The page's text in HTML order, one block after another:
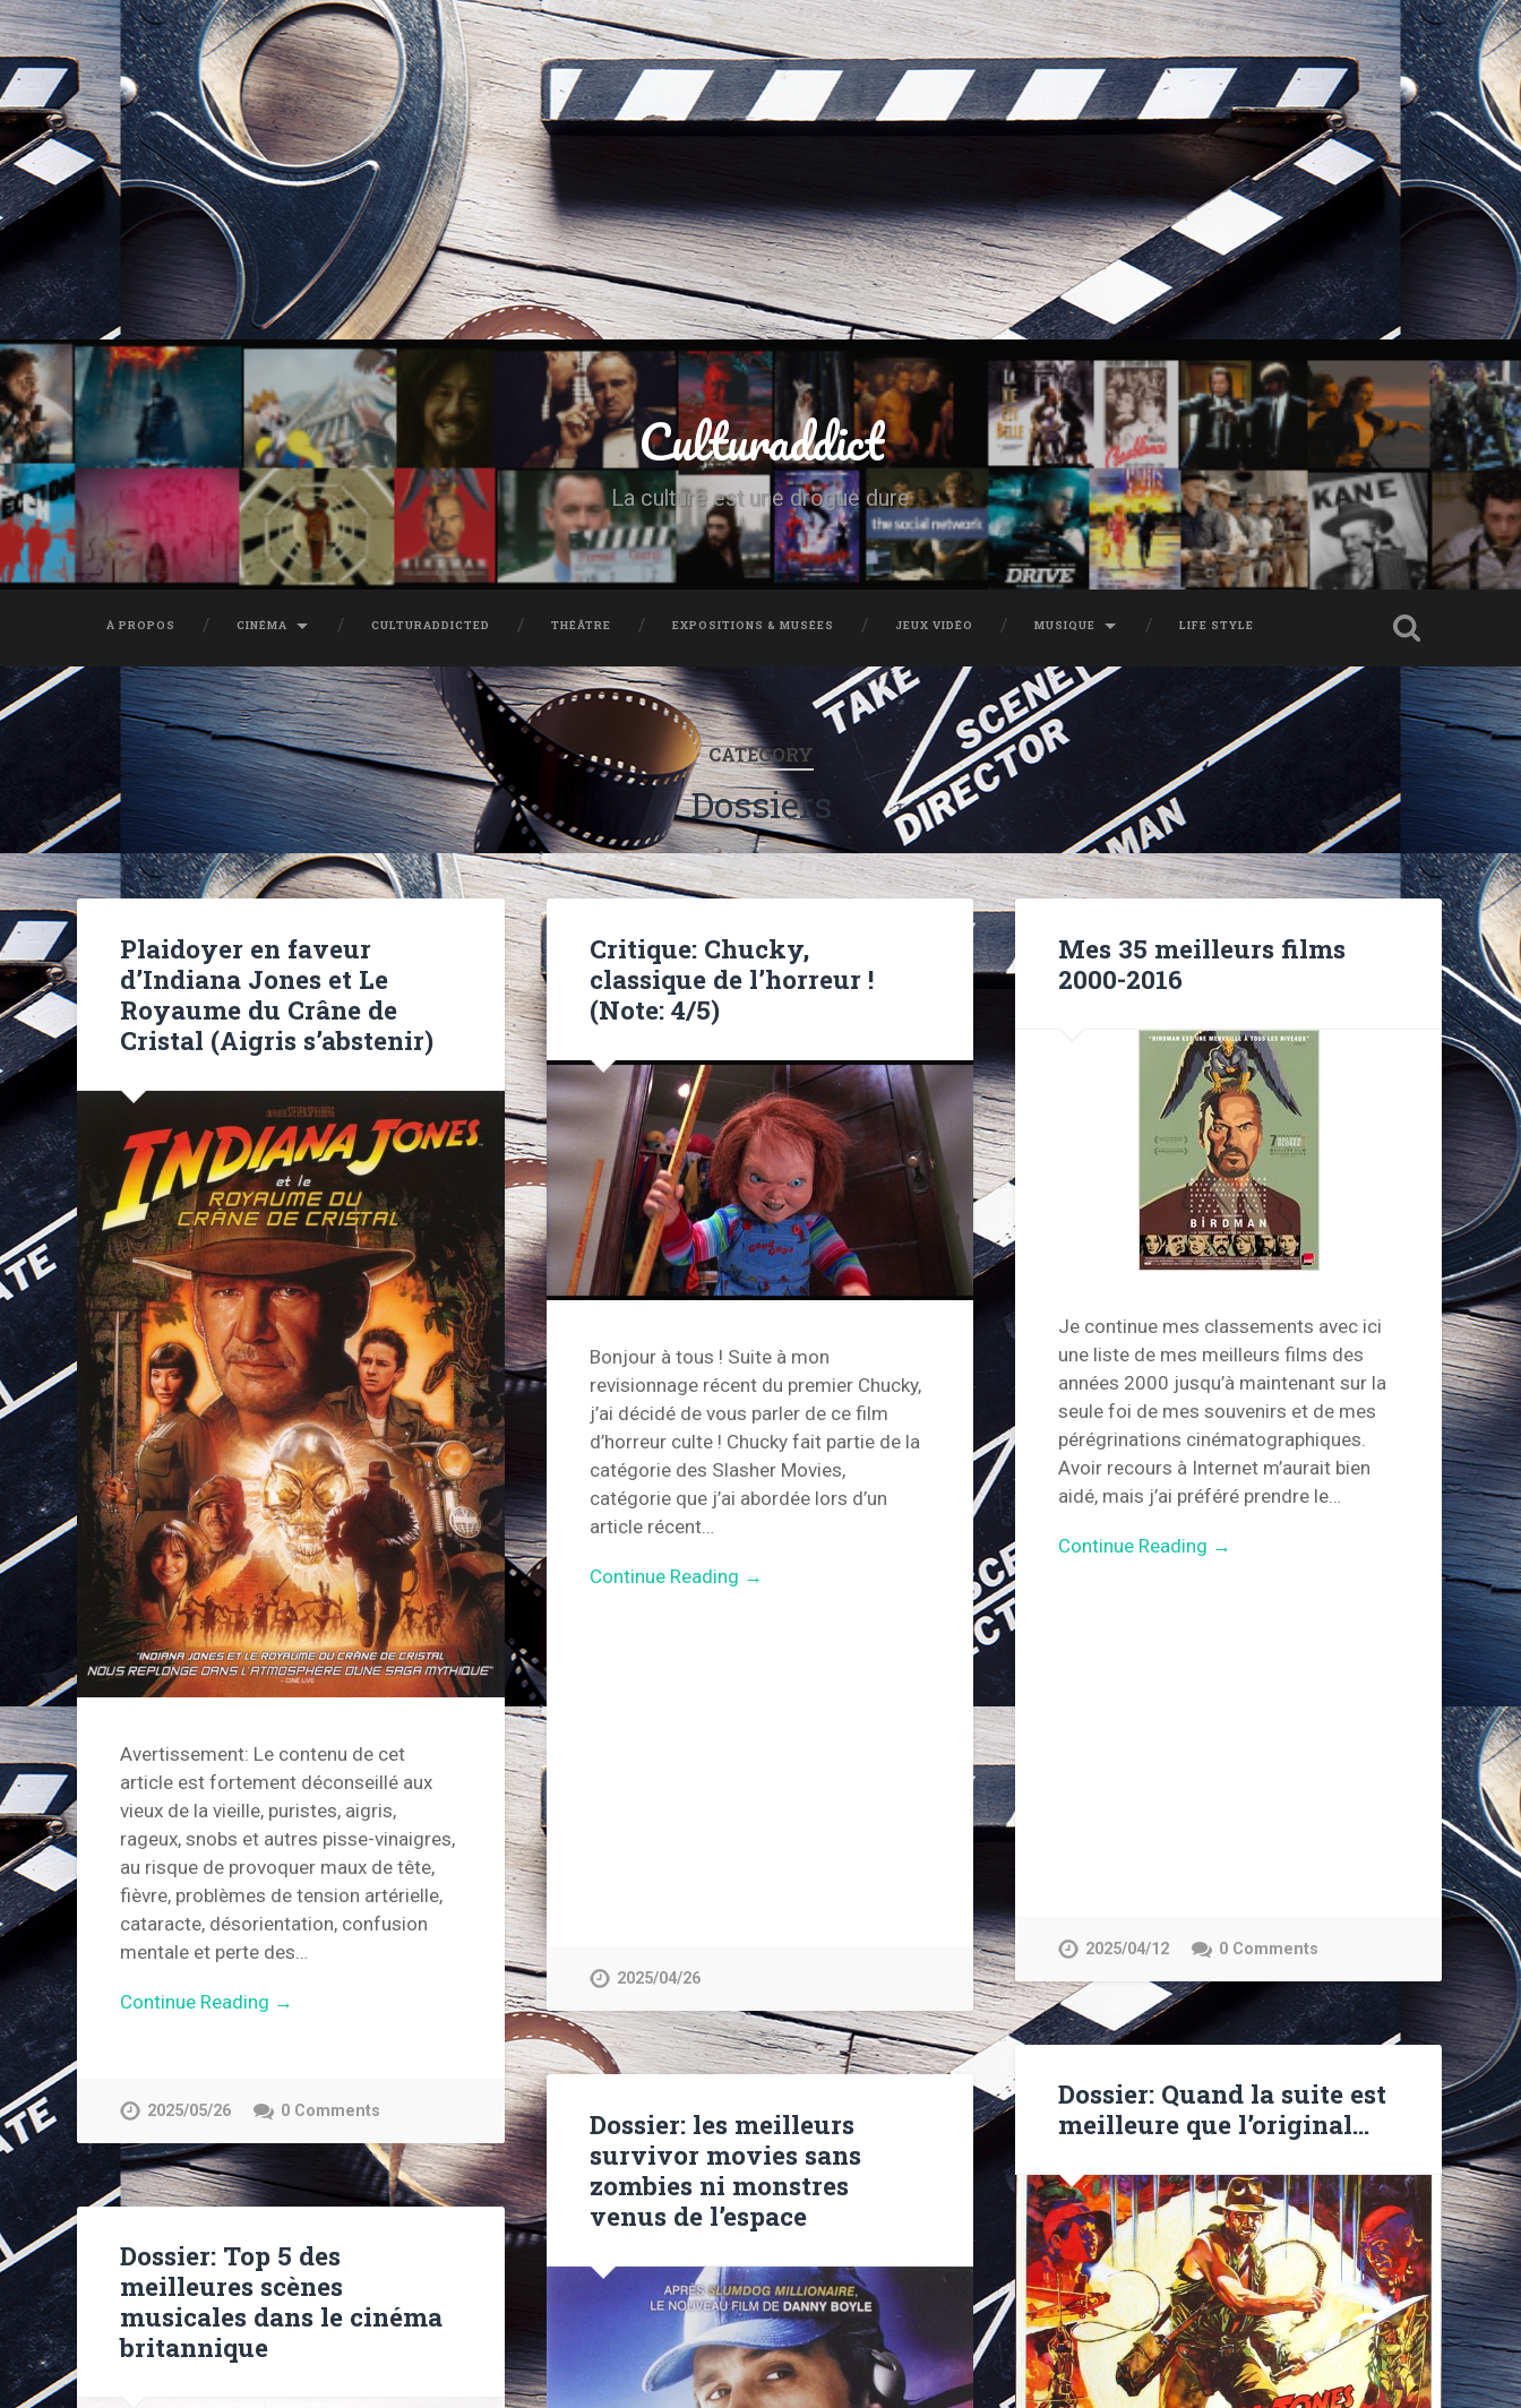
Culturaddict
La culture est une drogue dure
À PROPOS CINÉMA CULTURADDICTED THÉÂTRE EXPOSITIONS & MUSÉES JEUX VIDÉO MUSIQUE LIFE STYLE
CATEGORY
Dossiers
Plaidoyer en faveur
d’Indiana Jones et Le
Royaume du Crâne de
Cristal (Aigris s’abstenir)
Avertissement: Le contenu de cet
article est fortement déconseillé aux
vieux de la vieille, puristes, aigris,
rageux, snobs et autres pisse-vinaigres,
au risque de provoquer maux de tête,
fièvre, problèmes de tension artérielle,
cataracte, désorientation, confusion
mentale et perte des…
Continue Reading →
2025/05/26 0 Comments
Critique: Chucky,
classique de l’horreur !
(Note: 4/5)
Bonjour à tous ! Suite à mon
revisionnage récent du premier Chucky,
j’ai décidé de vous parler de ce film
d’horreur culte ! Chucky fait partie de la
catégorie des Slasher Movies,
catégorie que j’ai abordée lors d’un
article récent…
Continue Reading →
2025/04/26
Mes 35 meilleurs films
2000-2016
Je continue mes classements avec ici
une liste de mes meilleurs films des
années 2000 jusqu’à maintenant sur la
seule foi de mes souvenirs et de mes
pérégrinations cinématographiques.
Avoir recours à Internet m’aurait bien
aidé, mais j’ai préféré prendre le…
Continue Reading →
2025/04/12 0 Comments
Dossier: Quand la suite est
meilleure que l’original…
Dossier: les meilleurs
survivor movies sans
zombies ni monstres
venus de l’espace
Dossier: Top 5 des
meilleures scènes
musicales dans le cinéma
britannique